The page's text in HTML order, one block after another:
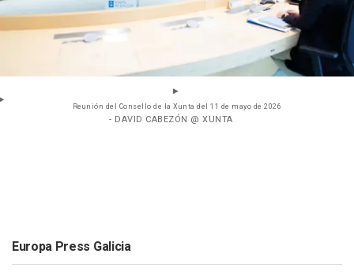
Reunión del Consello de la Xunta del 11 de mayo de 2026
- DAVID CABEZÓN @ XUNTA
Europa Press Galicia